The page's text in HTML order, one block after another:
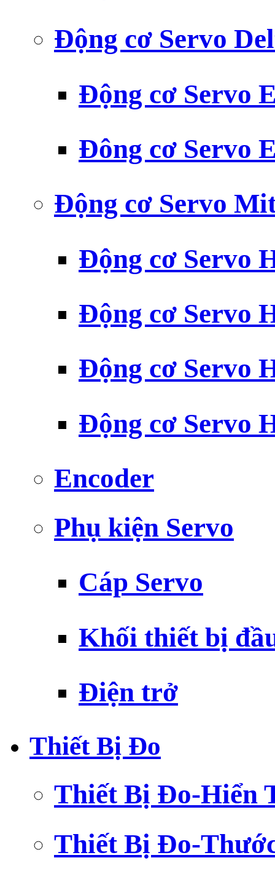
Động cơ Servo
Động cơ Servo
Đông cơ Servo
Động cơ Servo
Động cơ Servo
Động cơ Servo
Động cơ Servo
Động cơ Servo
Encoder
Phụ kiện Servo
Cáp Servo
Khối thiết bị
Điện trở
Thiết Bị Đo
Thiết Bị Đo-Hiển
Thiết Bị Đo-